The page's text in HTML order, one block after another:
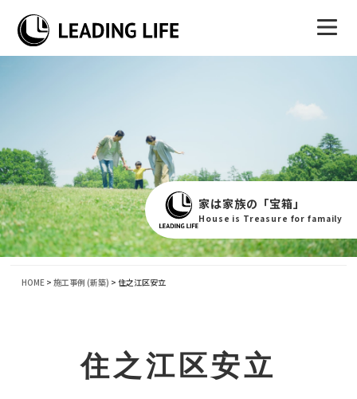
家は家族の「宝箱」
House is Treasure for famaily
HOME> 施工事例 (新築) > 住之江区安立
住之江区安立